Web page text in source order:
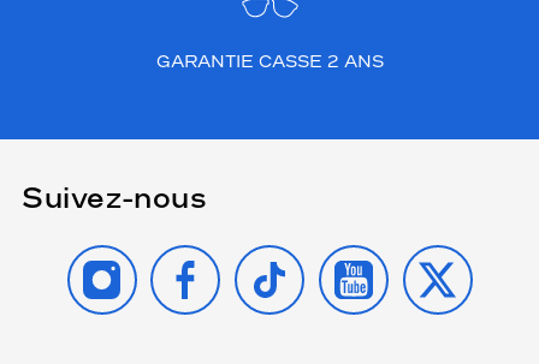
GARANTIE CASSE 2 ANS
Suivez-nous
INSTAGRAMFACEBOOK
TIKTOK YOUTUBE
X